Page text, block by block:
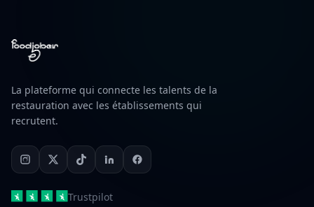
La plateforme qui connecte les talents de la
restauration avec les établissements qui
recrutent.
Trustpilot